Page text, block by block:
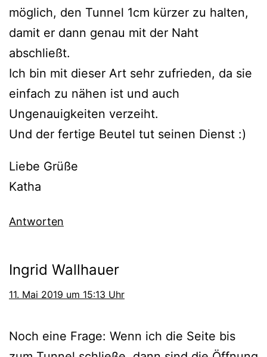
möglich, den Tunnel 1cm kürzer zu halten,
damit er dann genau mit der Naht
abschließt.
Ich bin mit dieser Art sehr zufrieden, da sie
einfach zu nähen ist und auch
Ungenauigkeiten verzeiht.
Und der fertige Beutel tut seinen Dienst :)
Liebe Grüße
Katha
Antworten
Ingrid Wallhauer
11. Mai 2019 um 15:13 Uhr
Noch eine Frage: Wenn ich die Seite bis